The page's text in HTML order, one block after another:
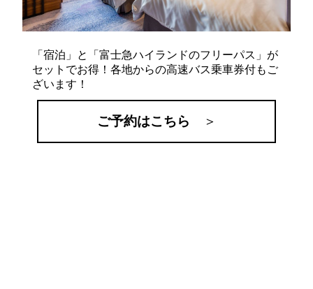
「宿泊」と「富士急ハイランドのフリーパス」が
セットでお得！各地からの高速バス乗車券付もご
ざいます！
ご予約はこちら ＞